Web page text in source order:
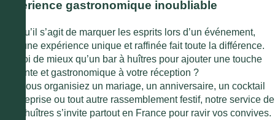
expérience gastronomique inoubliable
Lorsqu’il s’agit de marquer les esprits lors d’un événement,
offrir une expérience unique et raffinée fait toute la différence.
Et quoi de mieux qu’un bar à huîtres pour ajouter une touche
élégante et gastronomique à votre réception ?
Que vous organisiez un mariage, un anniversaire, un cocktail
d’entreprise ou tout autre rassemblement festif, notre service de
bar à huîtres s’invite partout en France pour ravir vos convives.